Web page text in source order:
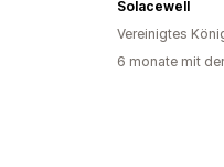
Solacewell
Vereinigtes
6 monate mit